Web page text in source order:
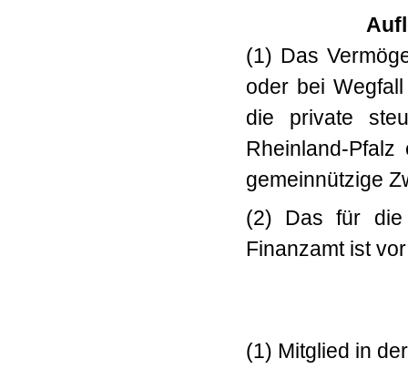
(1) Das
oder bei
die private
Rheinland-
gemeinnützige
(2) Das für die
Finanzamt ist
(1) Mitglied in